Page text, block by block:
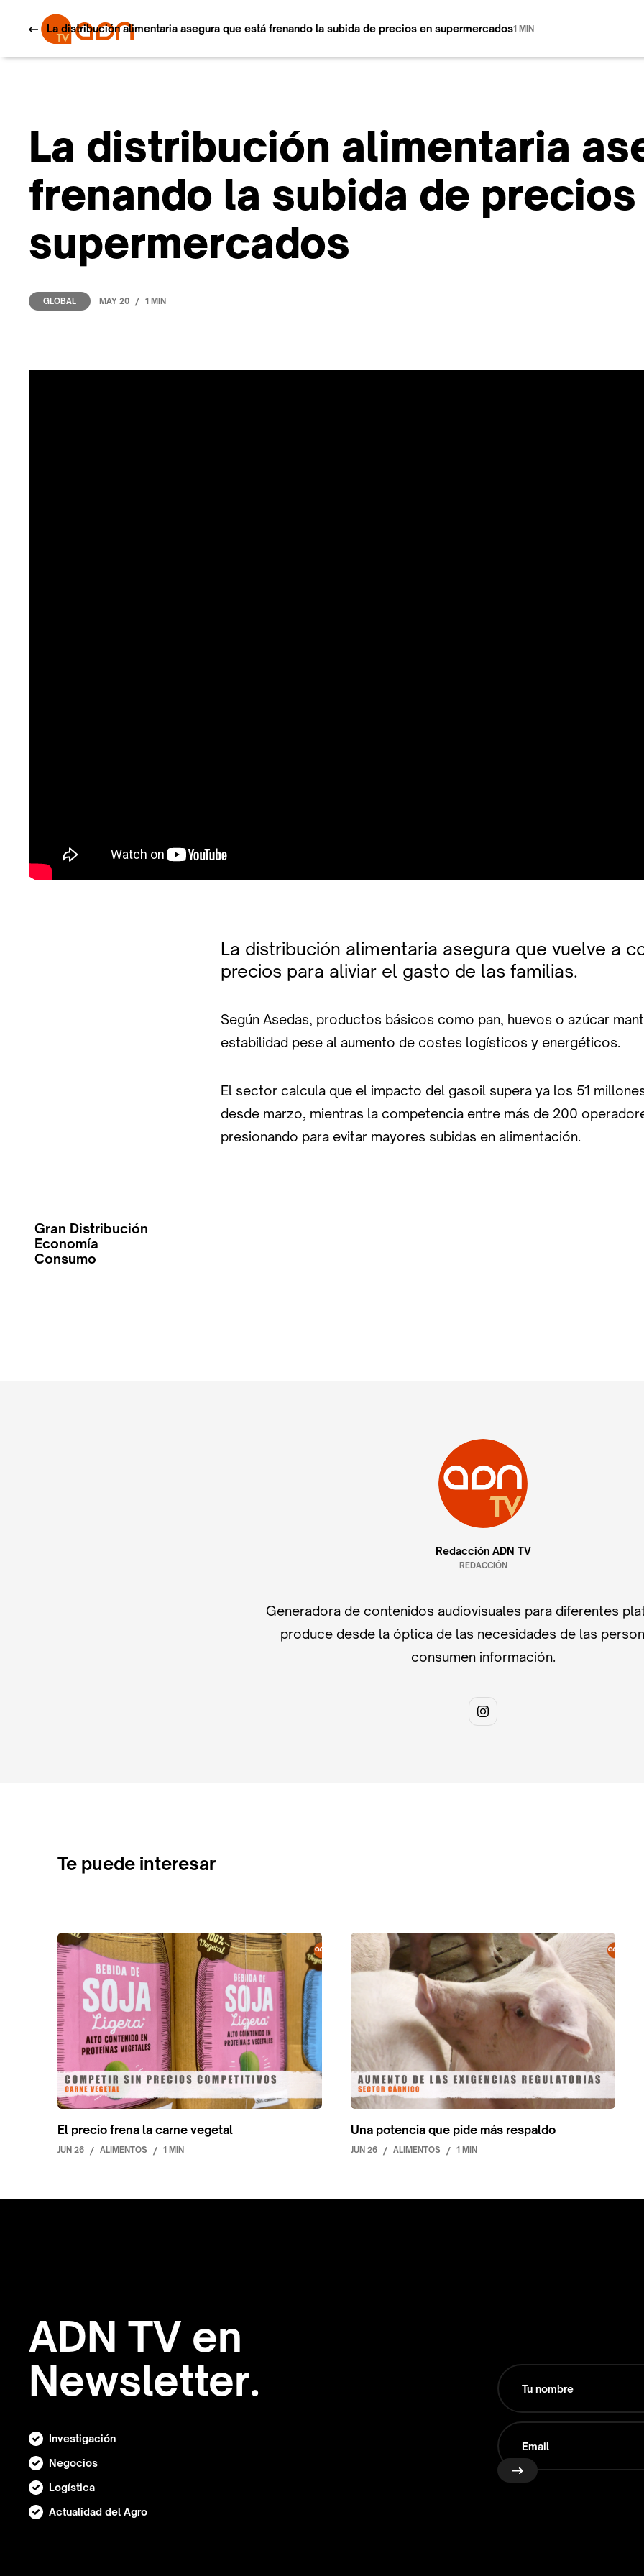
La distribución alimentaria asegura que está frenando la subida de precios en supermercados1 MIN
La distribución alimentaria
frenando la subida de precios
supermercados
GLOBAL MAY 20 / 1 MIN
La distribución alimentaria asegura que vuelve a
precios para aliviar el gasto de las familias.
Según Asedas, productos básicos como pan, huevos o azúcar
estabilidad pese al aumento de costes logísticos y energéticos.
El sector calcula que el impacto del gasoil supera ya los 51
desde marzo, mientras la competencia entre más de 200
presionando para evitar mayores subidas en alimentación.
Gran Distribución
Economía
Consumo
Redacción ADN TV
REDACCIÓN
Generadora de contenidos audiovisuales para diferentes
produce desde la óptica de las necesidades de las
consumen información.
Te puede interesar
El precio frena la carne vegetal
JUN 26 / ALIMENTOS / 1 MIN
Una potencia que pide más respaldo
JUN 26 / ALIMENTOS / 1 MIN
ADN TV en
Newsletter.
Investigación
Negocios
Logística
Actualidad del Agro